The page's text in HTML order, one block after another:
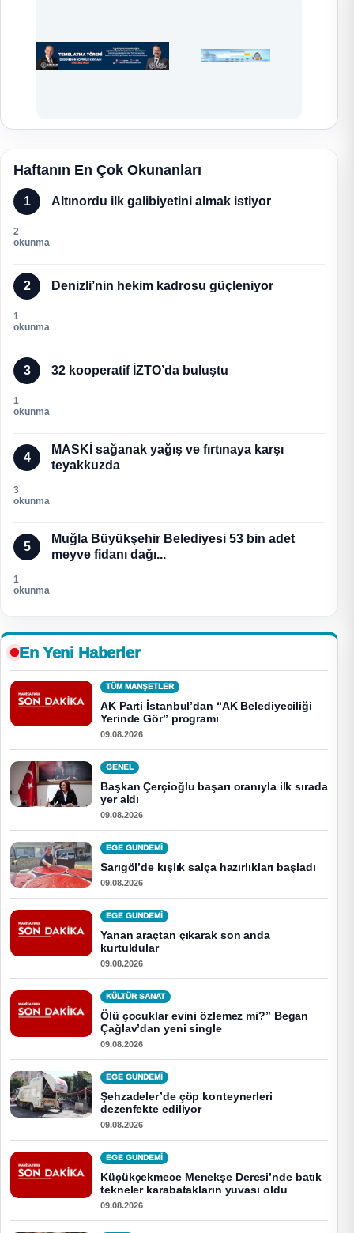
Haftanın En Çok Okunanları
1 Altınordu ilk galibiyetini almak istiyor
2
okunma
2 Denizli’nin hekim kadrosu güçleniyor
1
okunma
3 32 kooperatif İZTO’da buluştu
1
okunma
4
MASKİ sağanak yağış ve fırtınaya karşı
teyakkuzda
3
okunma
5
Muğla Büyükşehir Belediyesi 53 bin adet
meyve fidanı dağı...
1
okunma
En Yeni Haberler
TÜM MANŞETLER
AK Parti İstanbul’dan “AK Belediyeciliği
Yerinde Gör” programı
09.08.2026
GENEL
Başkan Çerçioğlu başarı oranıyla ilk sırada
yer aldı
09.08.2026
EGE GUNDEMİ
Sarıgöl’de kışlık salça hazırlıkları başladı
09.08.2026
EGE GUNDEMİ
Yanan araçtan çıkarak son anda
kurtuldular
09.08.2026
KÜLTÜR SANAT
Ölü çocuklar evini özlemez mi?” Began
Çağlav’dan yeni single
09.08.2026
EGE GUNDEMİ
Şehzadeler’de çöp konteynerleri
dezenfekte ediliyor
09.08.2026
EGE GUNDEMİ
Küçükçekmece Menekşe Deresi’nde batık
tekneler karabatakların yuvası oldu
09.08.2026